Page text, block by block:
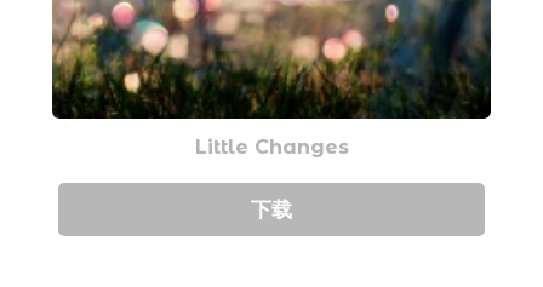
Little Changes
下载